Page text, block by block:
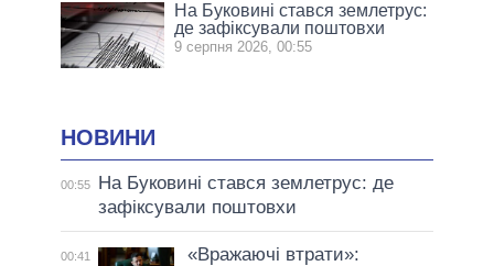
На Буковині стався землетрус:
де зафіксували поштовхи
9 серпня 2026, 00:55
НОВИНИ
00:55
На Буковині стався землетрус: де
зафіксували поштовхи
00:41
«Вражаючі втрати»: